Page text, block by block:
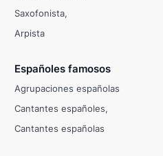
Saxofonista
Arpista
Españoles famosos
Agrupaciones españolas
Cantantes españoles
Cantantes españolas